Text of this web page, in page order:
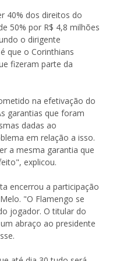
40% dos direitos do
50% por R$ 4,8 milhões
o dirigente
que o Corinthians
fizeram parte da
na efetivação do
garantias que foram
dadas ao
em relação a isso.
a mesma garantia que
explicou.
encerrou a participação
"O Flamengo se
jogador. O titular do
abraço ao presidente